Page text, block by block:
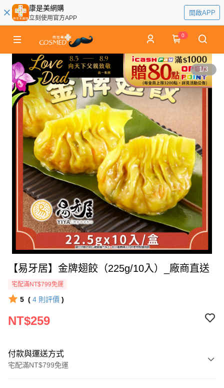
康是美網購
立刻使用官方APP
開啟APP
0
1/3
【易牙居】金牌翅餃（225g/10入）_廠商直送
宅配滿NT$799免運
5 ( 4 則評價 )
NT$259
付款與運送方式
宅配滿NT$799免運